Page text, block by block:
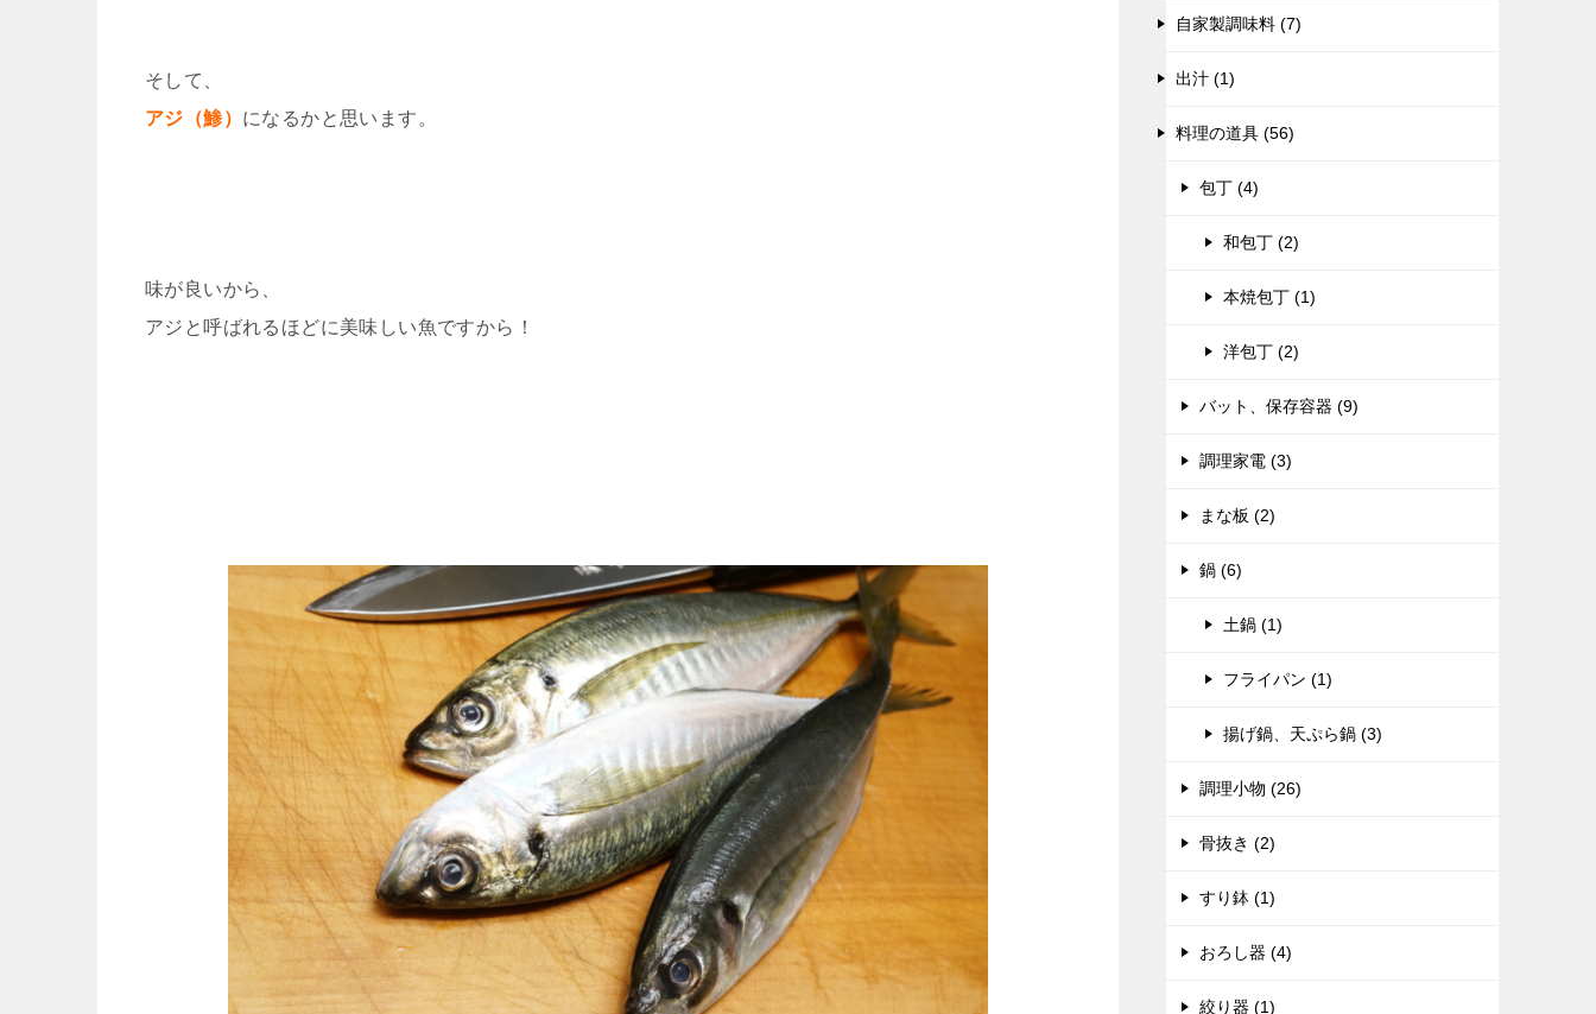
そして、
アジ（鯵） になるかと思います。
味が良いから、
アジと呼ばれるほどに美味しい魚ですから！
自家製調味料 (7)
出汁 (1)
料理の道具 (56)
包丁 (4)
和包丁 (2)
本焼包丁 (1)
洋包丁 (2)
バット、保存容器 (9)
調理家電 (3)
まな板 (2)
鍋 (6)
土鍋 (1)
フライパン (1)
揚げ鍋、天ぷら鍋 (3)
調理小物 (26)
骨抜き (2)
すり鉢 (1)
おろし器 (4)
絞り器 (1)